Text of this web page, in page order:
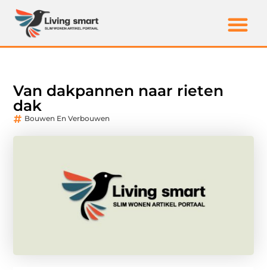
Van dakpannen naar rieten
dak
Bouwen En Verbouwen